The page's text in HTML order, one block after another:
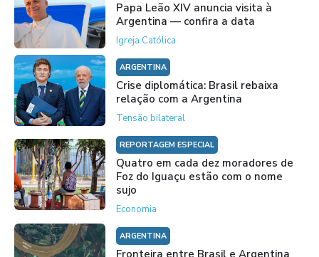
Papa Leão XIV anuncia visita à
Argentina — confira a data
Igreja Católica
ARGENTINA
Crise diplomática: Brasil rebaixa
relação com a Argentina
Tensão bilateral
REPORTAGEM ESPECIAL
Quatro em cada dez moradores de
Foz do Iguaçu estão com o nome
sujo
Economia
ARGENTINA